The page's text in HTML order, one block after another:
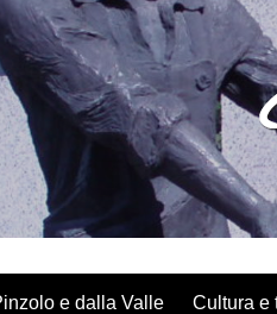
e dalla Valle Cultura e